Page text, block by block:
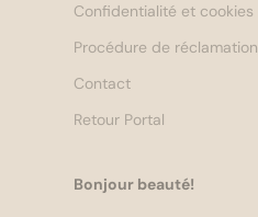
Confidentialité et cookies
Procédure de réclamation
Contact
Retour Portal
Bonjour beauté!